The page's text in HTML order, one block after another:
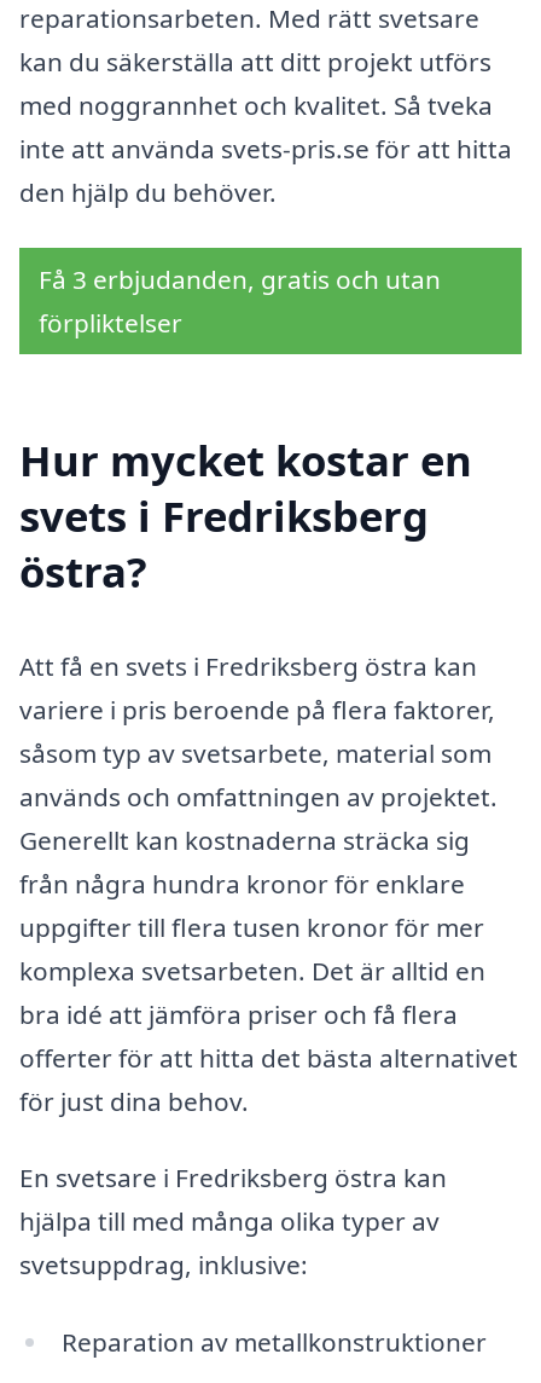
reparationsarbeten. Med rätt svetsare
kan du säkerställa att ditt projekt utförs
med noggrannhet och kvalitet. Så tveka
inte att använda svets-pris.se för att hitta
den hjälp du behöver.
Få 3 erbjudanden, gratis och utan
förpliktelser
Hur mycket kostar en
svets i Fredriksberg
östra?
Att få en svets i Fredriksberg östra kan
variere i pris beroende på flera faktorer,
såsom typ av svetsarbete, material som
används och omfattningen av projektet.
Generellt kan kostnaderna sträcka sig
från några hundra kronor för enklare
uppgifter till flera tusen kronor för mer
komplexa svetsarbeten. Det är alltid en
bra idé att jämföra priser och få flera
offerter för att hitta det bästa alternativet
för just dina behov.
En svetsare i Fredriksberg östra kan
hjälpa till med många olika typer av
svetsuppdrag, inklusive:
Reparation av metallkonstruktioner